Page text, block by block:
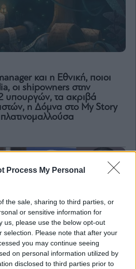
Process My Personal
the sale, sharing to third parties, or
or sensitive information for
us, please use the below opt-out
selection. Please note that after your
you may continue seeing
on personal information utilized by
disclosed to third parties prior to
και η Εθνική, ποιοι
οι shipowners στην
υπουργών, τα ακριβά
η Δόμνα στο My Story